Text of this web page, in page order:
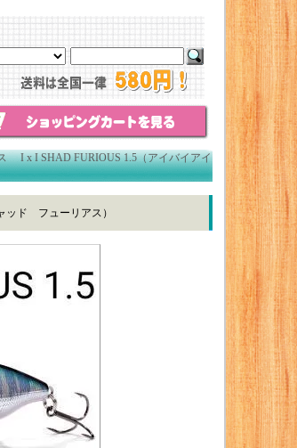
I x I SHAD FURIOUS 1.5（アイバイアイ
ッド フューリアス）